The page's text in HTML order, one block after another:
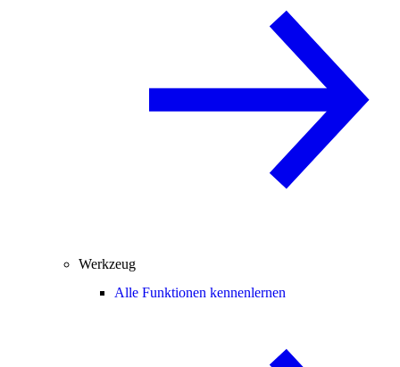
Werkzeug
Alle Funktionen kennenlernen